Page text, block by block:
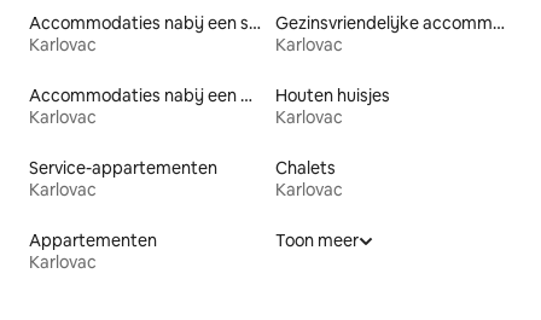
Accommodaties nabij een strand
Karlovac
Gezinsvriendelijke accommodaties
Karlovac
Accommodaties nabij een meer
Karlovac
Houten huisjes
Karlovac
Service-appartementen
Karlovac
Chalets
Karlovac
Appartementen
Karlovac
Toon meer